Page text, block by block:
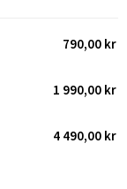
790,00 kr
1 990,00 kr
4 490,00 kr